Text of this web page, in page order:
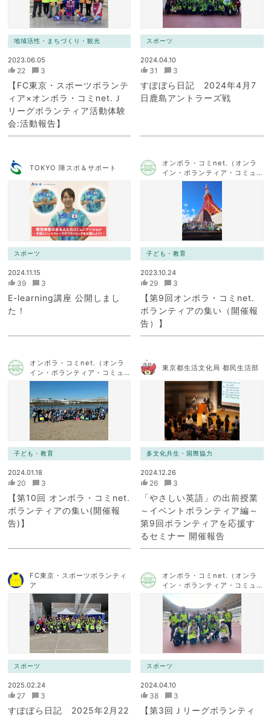
地域活性・まちづくり・観光
2023.06.05
22 3
【FC東京・スポーツボランテ
ィア×オンボラ・コミnet.Ｊ
リーグボランティア活動体験
会:活動報告】
スポーツ
2024.04.10
31 3
すぽぼら日記 2024年4月7
日鹿島アントラーズ戦
TOKYO 障スポ＆サポート
スポーツ
2024.11.15
39 3
E-learning講座 公開しまし
た！
オンボラ・コミnet.（オンラ
イン・ボランティア・コミュ
ニケーション・ネットワー
子ども・教育
2023.10.24
29 3
【第9回オンボラ・コミnet.
ボランティアの集い（開催報
告）】
オンボラ・コミnet.（オンラ
イン・ボランティア・コミュ
ニケーション・ネットワー
子ども・教育
2024.01.18
20 3
【第10回 オンボラ・コミnet.
ボランティアの集い(開催報
告)】
東京都生活文化局 都民生活部
多文化共生・国際協力
2024.12.26
26 3
「やさしい英語」の出前授業
～イベントボランティア編～
第9回ボランティアを応援す
るセミナー 開催報告
FC東京・スポーツボランティ
ア
スポーツ
2025.02.24
27 3
すぽぼら日記 2025年2月22
オンボラ・コミnet.（オンラ
イン・ボランティア・コミュ
ニケーション・ネットワー
ク）
スポーツ
2024.04.10
38 3
【第3回Ｊリーグボランティ